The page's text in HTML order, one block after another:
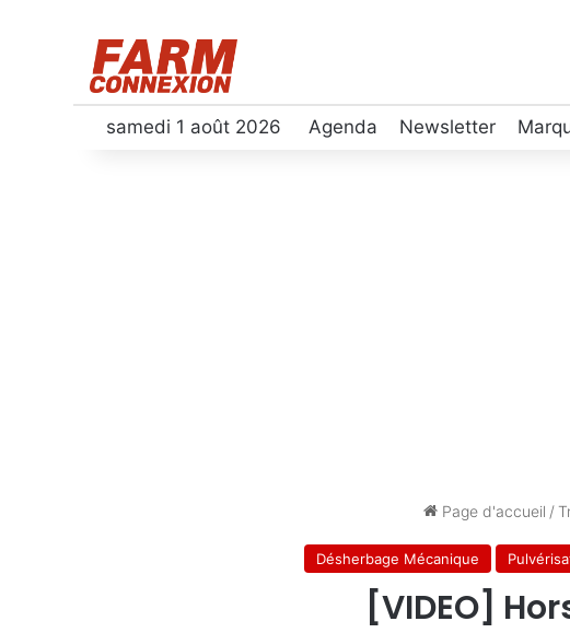
samedi 1 août 2026 Agenda Newsletter
Page d'accueil /
Désherbage Mécanique
[VIDEO]